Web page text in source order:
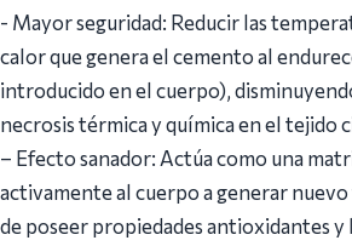
-​ Mayor seguridad: Reducir las
calor que genera el cemento al
introducido en el cuerpo),
necrosis térmica y química en el tejido
– ​Efecto sanador: Actúa como una
activamente al cuerpo a generar nuevo
de poseer propiedades antioxidantes y